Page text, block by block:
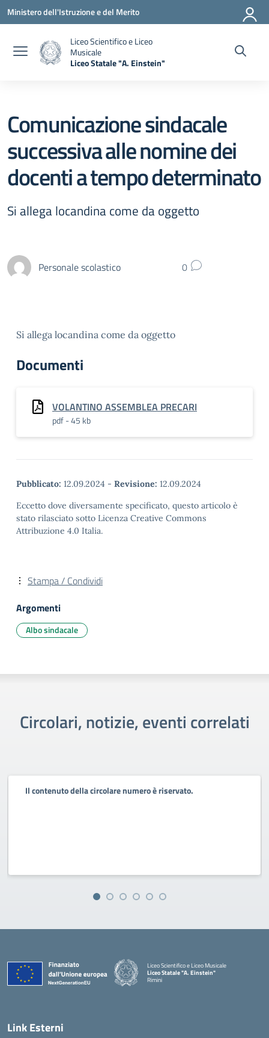
Vai ai contenuti
Vai al menu di navigazione
Vai al footer
Ministero dell'Istruzione e del Merito
Liceo Scientifico e Liceo
Musicale
Liceo Statale "A. Einstein"
Comunicazione sindacale
successiva alle nomine dei
docenti a tempo determinato
Si allega locandina come da oggetto
Personale scolastico 0
Si allega locandina come da oggetto
Documenti
VOLANTINO ASSEMBLEA PRECARI
pdf - 45 kb
Pubblicato: 12.09.2024 - Revisione: 12.09.2024
Eccetto dove diversamente specificato, questo articolo è
stato rilasciato sotto Licenza Creative Commons
Attribuzione 4.0 Italia.
Stampa / Condividi
Argomenti
Albo sindacale
Circolari, notizie, eventi correlati
Il contenuto della circolare numero è riservato.
Liceo Scientifico e Liceo Musicale
Liceo Statale "A. Einstein"
Rimini
Link Esterni